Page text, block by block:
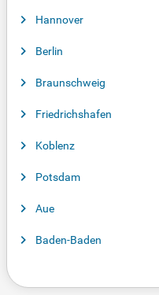
Hannover
Berlin
Braunschweig
Friedrichshafen
Koblenz
Potsdam
Aue
Baden-Baden